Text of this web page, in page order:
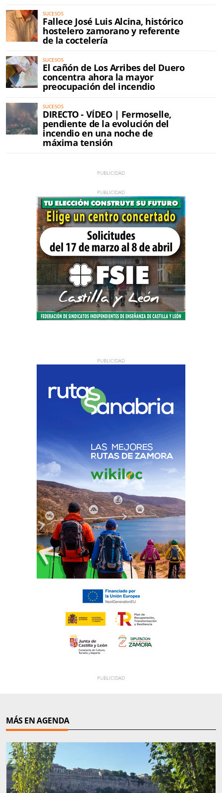
SUCESOS
Fallece José Luis Alcina, histórico
hostelero zamorano y referente
de la coctelería
SUCESOS
El cañón de Los Arribes del Duero
concentra ahora la mayor
preocupación del incendio
SUCESOS
DIRECTO - VÍDEO | Fermoselle,
pendiente de la evolución del
incendio en una noche de
máxima tensión
MÁS EN AGENDA